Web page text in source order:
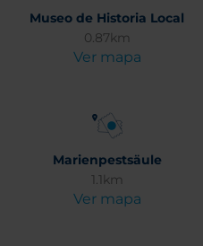
Museo de Historia Local
0.87km
Ver mapa
Marienpestsäule
1.1km
Ver mapa